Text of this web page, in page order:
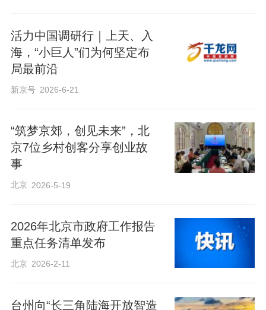
活力中国调研行｜上天、入
海，“小巨人”们为何坚定布
局最前沿
新京号 2026-6-21
“筑梦京郊，创见未来”，北
京7位乡村创客分享创业故
事
北京 2026-5-19
2026年北京市政府工作报告
重点任务清单发布
北京 2026-2-11
台州向“长三角陆海开放智造